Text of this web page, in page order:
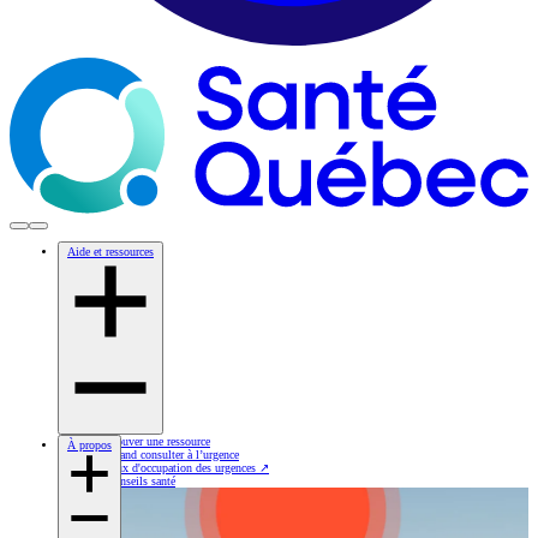
Aide et ressources
Trouver une ressource
Quand consulter à l’urgence
Taux d'occupation des urgences ↗
Conseils santé
À propos